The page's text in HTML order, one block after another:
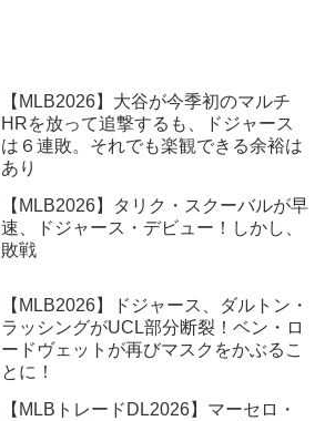
【MLB2026】大谷が今季初のマルチ
HRを放って追撃するも、ドジャース
は６連敗。それでも楽観できる余裕は
あり
【MLB2026】タリク・スクーバルが早
速、ドジャース・デビュー！しかし、
敗戦
【MLB2026】ドジャース、ダルトン・
ラッシングがUCL部分断裂！ベン・ロ
ードヴェットが再びマスクをかぶるこ
とに！
【MLBトレードDL2026】マーセロ・